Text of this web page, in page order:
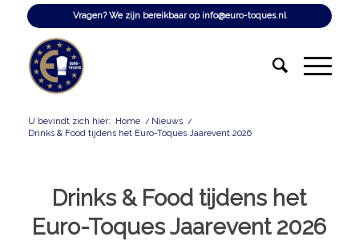
Vragen? We zijn bereikbaar op info@euro-toques.nl
U bevindt zich hier: Home / Nieuws /
Drinks & Food tijdens het Euro-Toques Jaarevent 2026
Drinks & Food tijdens het
Euro-Toques Jaarevent 2026